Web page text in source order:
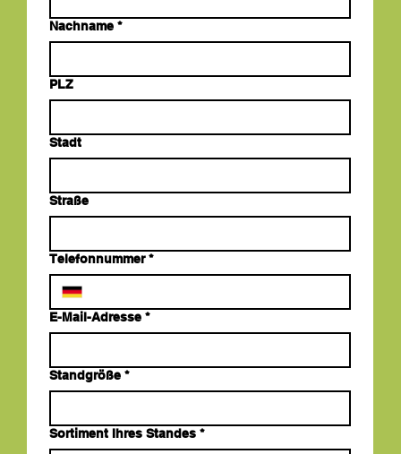
Nachname *
PLZ
Stadt
Straße
Telefonnummer *
E-Mail-Adresse *
Standgröße *
Sortiment Ihres Standes *